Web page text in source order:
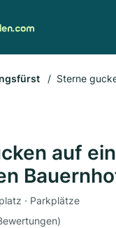
Sterne
auf
· Parkplätze